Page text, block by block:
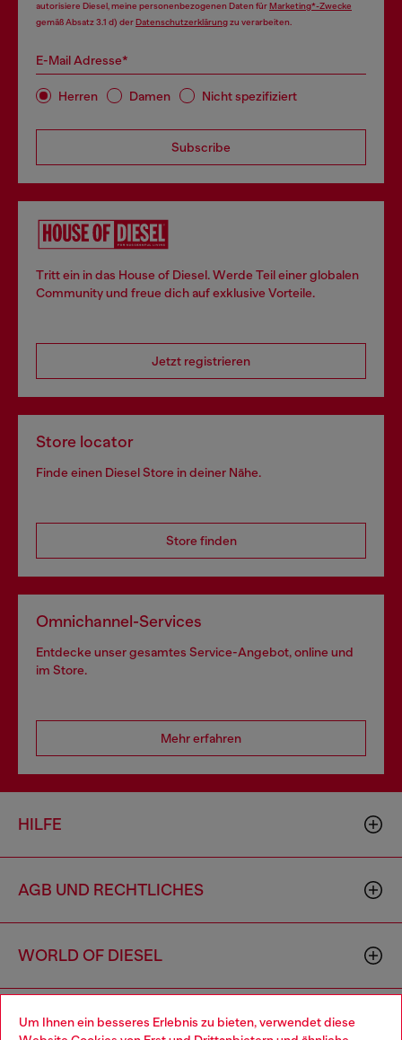
Um Ihnen ein besseres Erlebnis zu bieten, verwendet diese
autorisiere Diesel, meine personenbezogenen Daten fürMarketing*-Zwecke
gemäß Absatz 3.1 d) derDatenschutzerklärungzu verarbeiten.
E-Mail Adresse*
Herren Damen Nicht spezifiziert
Subscribe
Tritt ein in das House of Diesel. Werde Teil einer globalen
Community und freue dich auf exklusive Vorteile.
Jetzt registrieren
Store locator
Finde einen Diesel Store in deiner Nähe.
Store finden
Omnichannel-Services
Entdecke unser gesamtes Service-Angebot, online und
im Store.
Mehr erfahren
HILFE
AGB UND RECHTLICHES
WORLD OF DIESEL
CORPORATE